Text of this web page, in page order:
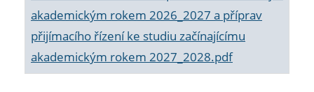
akademickým rokem 2026_2027 a příprav
přijímacího řízení ke studiu začínajícímu
akademickým rokem 2027_2028.pdf